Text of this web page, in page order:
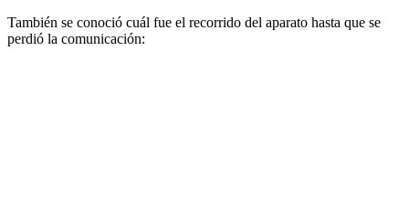
También se conoció cuál fue el recorrido del aparato hasta que se
perdió la comunicación: